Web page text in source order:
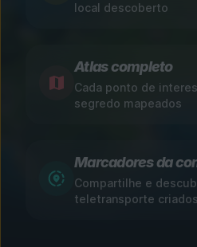
local descoberto
Atlas completo
Cada ponto de
segredo mapeados
Marcadores da
Compartilhe e
teletransporte